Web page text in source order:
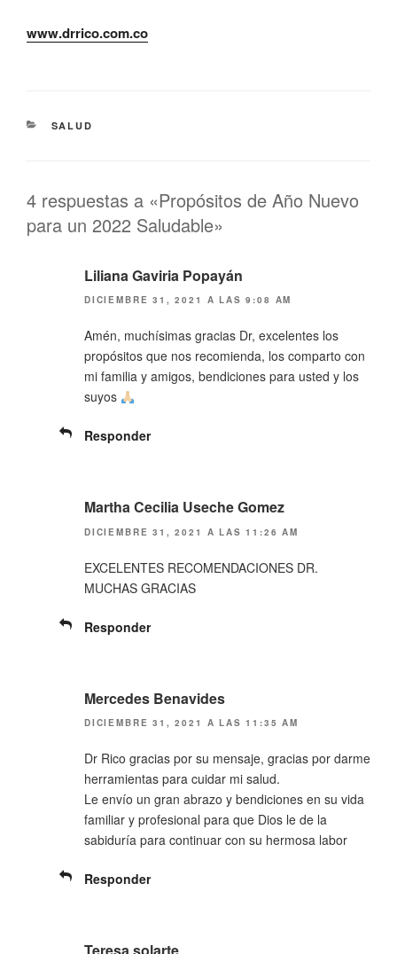
www.drrico.com.co
CATEGORÍAS
SALUD
4 respuestas a «Propósitos de Año Nuevo
para un 2022 Saludable»
Liliana Gaviria Popayán
DICIEMBRE 31, 2021 A LAS 9:08 AM
Amén, muchísimas gracias Dr, excelentes los
propósitos que nos recomienda, los comparto con
mi familia y amigos, bendiciones para usted y los
suyos
Responder
Martha Cecilia Useche Gomez
DICIEMBRE 31, 2021 A LAS 11:26 AM
EXCELENTES RECOMENDACIONES DR.
MUCHAS GRACIAS
Responder
Mercedes Benavides
DICIEMBRE 31, 2021 A LAS 11:35 AM
Dr Rico gracias por su mensaje, gracias por darme
herramientas para cuidar mi salud.
Le envío un gran abrazo y bendiciones en su vida
familiar y profesional para que Dios le de la
sabiduría para continuar con su hermosa labor
Responder